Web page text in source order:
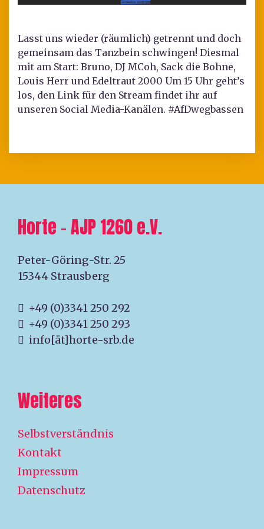
Lasst uns wieder (räumlich) getrennt und doch
gemeinsam das Tanzbein schwingen! Diesmal
mit am Start: Bruno, DJ MCoh, Sack die Bohne,
Louis Herr und Edeltraut 2000 Um 15 Uhr geht’s
los, den Link für den Stream findet ihr auf
unseren Social Media-Kanälen. #AfDwegbassen
Horte – AJP 1260 e.V.
Peter-Göring-Str. 25
15344 Strausberg
+49 (0)3341 250 292
+49 (0)3341 250 293
info[ät]horte-srb.de
Weiteres
Selbstverständnis
Kontakt
Impressum
Datenschutz